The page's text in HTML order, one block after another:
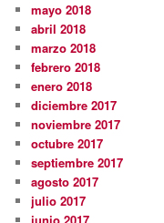
mayo 2018
abril 2018
marzo 2018
febrero 2018
enero 2018
diciembre 2017
noviembre 2017
octubre 2017
septiembre 2017
agosto 2017
julio 2017